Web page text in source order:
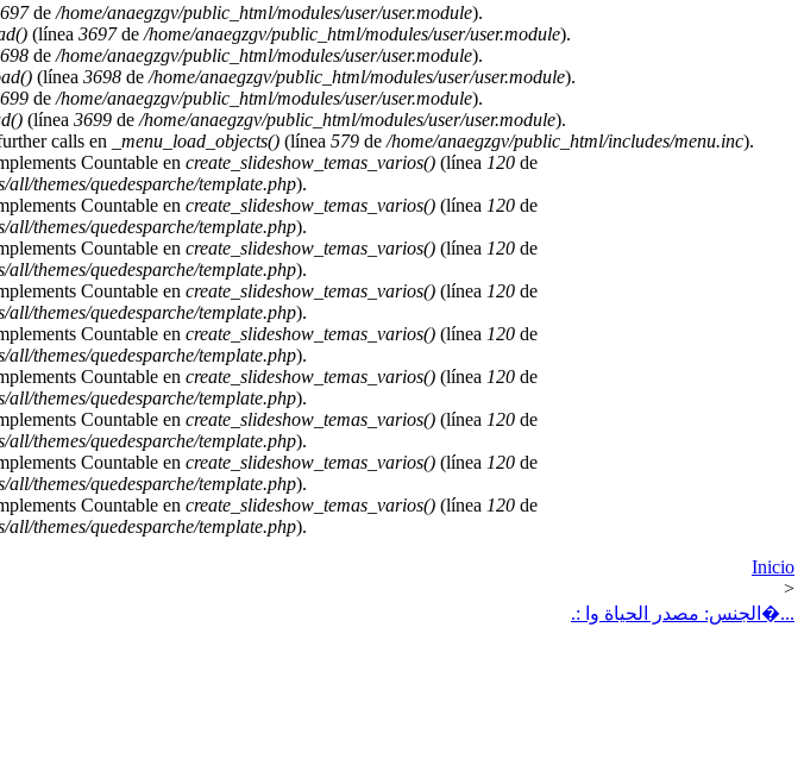
de /home/anaegzgv/public_html/modules/user/user.module).
(línea 3697de /home/anaegzgv/public_html/modules/user/user.module).
de /home/anaegzgv/public_html/modules/user/user.module).
(línea 3698 de /home/anaegzgv/public_html/modules/user/user.module).
de /home/anaegzgv/public_html/modules/user/user.module).
(línea 3699de /home/anaegzgv/public_html/modules/user/user.module).
calls en _menu_load_objects() (línea 579 de /home/anaegzgv/public_html/includes/menu.inc).
Countable en create_slideshow_temas_varios()(línea 120de
themes/quedesparche/template.php).
Countable en create_slideshow_temas_varios()(línea 120de
themes/quedesparche/template.php).
Countable en create_slideshow_temas_varios()(línea 120de
themes/quedesparche/template.php).
Countable en create_slideshow_temas_varios()(línea 120de
themes/quedesparche/template.php).
Countable en create_slideshow_temas_varios()(línea 120de
themes/quedesparche/template.php).
Countable en create_slideshow_temas_varios()(línea 120de
themes/quedesparche/template.php).
Countable en create_slideshow_temas_varios()(línea 120de
themes/quedesparche/template.php).
Countable en create_slideshow_temas_varios()(línea 120de
themes/quedesparche/template.php).
Countable en create_slideshow_temas_varios()(línea 120de
themes/quedesparche/template.php).
Inicio
>
.: الجنس: مصدر الحياة وا�...